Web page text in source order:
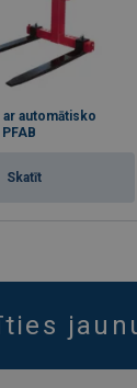
ar automātisko
Skatīt